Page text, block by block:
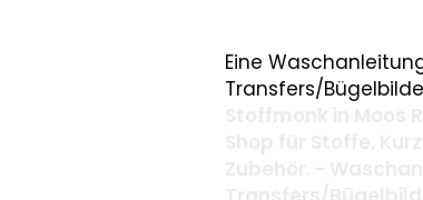
Eine
Transfers/